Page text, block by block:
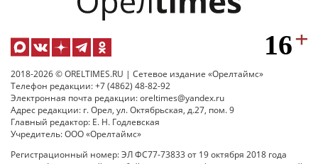
2018-2026 © ORELTIMES.RU | Сетевое издание «Орелтаймс»
Телефон редакции: +7 (4862) 48-82-92
Электронная почта редакции: oreltimes@yandex.ru
Адрес редакции: г. Орел, ул. Октябрьская, д.27, пом. 9
Главный редактор: Е. Н. Годлевская
Учредитель: ООО «Орелтаймс»
Регистрационный номер: ЭЛ ФС77-73833 от 19 октября 2018 года